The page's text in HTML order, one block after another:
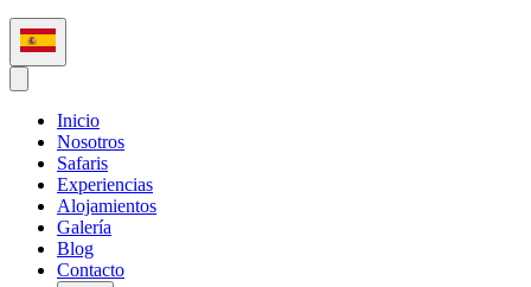
Inicio
Nosotros
Safaris
Experiencias
Alojamientos
Galería
Blog
Contacto